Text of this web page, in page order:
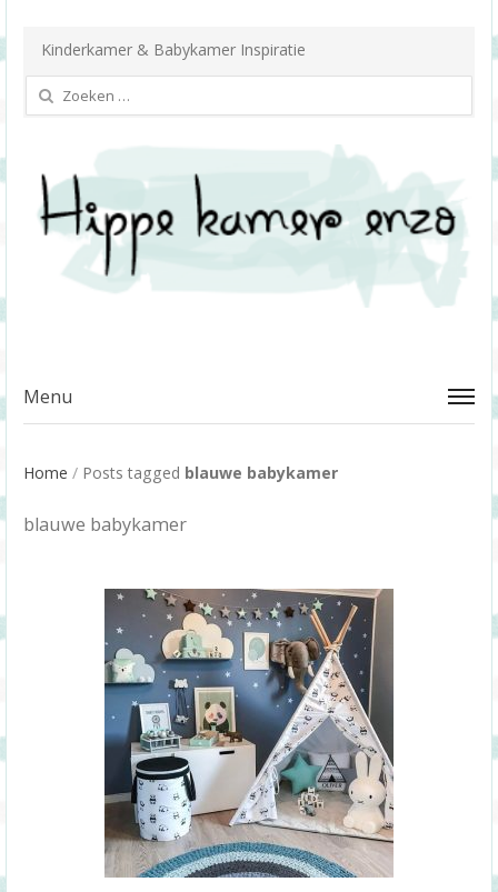
Kinderkamer & Babykamer Inspiratie
Zoeken
naar:
Menu
Home / Posts tagged blauwe babykamer
blauwe babykamer